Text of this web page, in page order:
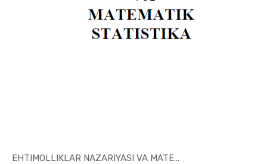
EHTIMOLLIKLAR NAZARIYASI VA MATE...